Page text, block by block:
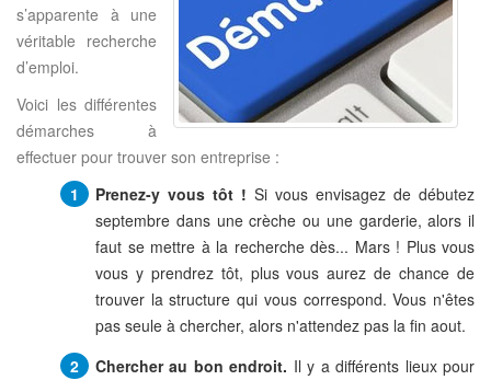
s’apparente à une
véritable recherche
d’emploi.
Voici les différentes
démarches à
effectuer pour trouver son entreprise :
Prenez-y vous tôt ! Si vous envisagez de débutez
septembre dans une crèche ou une garderie, alors il
faut se mettre à la recherche dès... Mars ! Plus vous
vous y prendrez tôt, plus vous aurez de chance de
trouver la structure qui vous correspond. Vous n'êtes
pas seule à chercher, alors n'attendez pas la fin aout.
Chercher au bon endroit. Il y a différents lieux pour